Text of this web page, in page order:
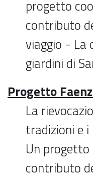
progetto
contributo
viaggio - La
giardini di
Progetto
La
tradizioni e
Un progetto
contributo